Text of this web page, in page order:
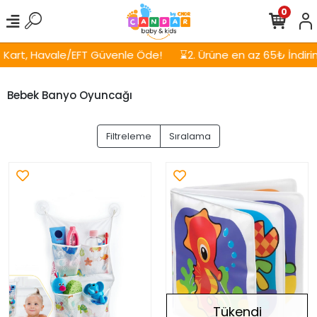
Havale/EFT Güvenle Öde! ⌛2. Ürüne en az 65₺ İndirim!
0
Bebek Banyo Oyuncağı
Filtreleme Sıralama
Tükendi